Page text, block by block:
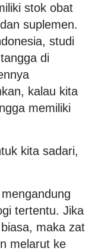
stok obat
suplemen.
studi
di
kalau kita
memiliki
kita sadari,
tertentu. Jika
maka zat
melarut ke